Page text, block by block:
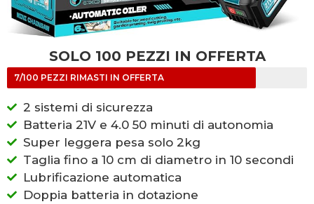
SOLO 100 PEZZI IN OFFERTA
7/100 PEZZI RIMASTI IN OFFERTA
2 sistemi di sicurezza
Batteria 21V e 4.0 50 minuti di autonomia
Super leggera pesa solo 2kg
Taglia fino a 10 cm di diametro in 10 secondi
Lubrificazione automatica
Doppia batteria in dotazione